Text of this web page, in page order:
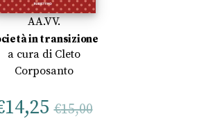
AA.VV.
in transizione
a cura di Cleto
Corposanto
14,25 €15,00